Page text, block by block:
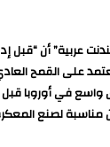
عربية” أن “قبل
على القمح
واسع في أوروبا
مناسبة لصنع